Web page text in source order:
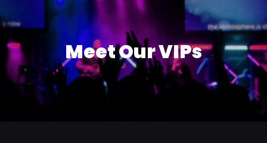
Skip
to
Meet Our VIPs